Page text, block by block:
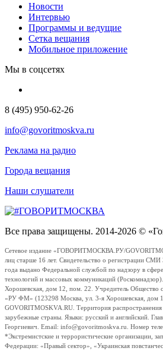
Новости
Интервью
Программы и ведущие
Сетка вещания
Мобильное приложение
Мы в соцсетях
8 (495) 950-62-26
info@govoritmoskva.ru
Реклама на радио
Города вещания
Наши слушатели
Все права защищены. 2014-2026 ©
Сетевое издание «ГОВОРИТМОСКВА.РУ/
лиц старше 16 лет. Свидетельство о регистрации
года выдано Федеральной службой по надзору в
технологий и массовых коммуникаций
Хорошевская, дом 12, пом. 22. Учредитель Общество
«РУ ФМ» (123298 Москва, ул. 3-я Хорошевская, дом
GOVORITMOSKVA.RU. Территория
зарубежные страны. Языки: русский и английский.
Георгиевич. Email: info@govoritmoskva.ru. Номер
*Экстремистские и террористические организации,
Федерации: «Правый сектор», «Украинская